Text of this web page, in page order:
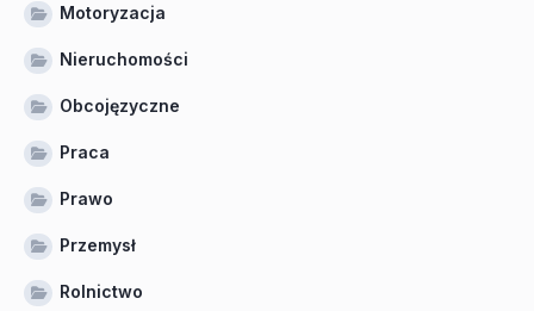
Motoryzacja
Nieruchomości
Obcojęzyczne
Praca
Prawo
Przemysł
Rolnictwo